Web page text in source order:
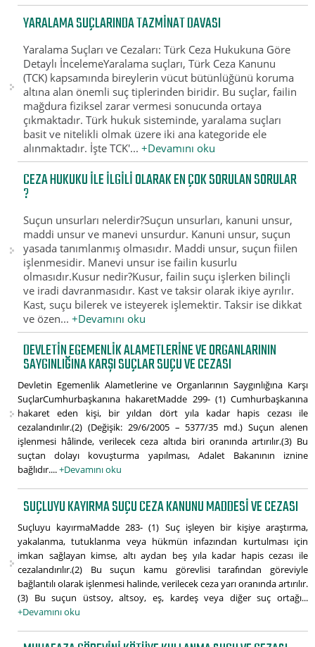
YARALAMA SUÇLARINDA TAZMINAT DAVASI
Yaralama Suçları ve Cezaları: Türk Ceza Hukukuna Göre
Detaylı İncelemeYaralama suçları, Türk Ceza Kanunu
(TCK) kapsamında bireylerin vücut bütünlüğünü koruma
altına alan önemli suç tiplerinden biridir. Bu suçlar, failin
mağdura fiziksel zarar vermesi sonucunda ortaya
çıkmaktadır. Türk hukuk sisteminde, yaralama suçları
basit ve nitelikli olmak üzere iki ana kategoride ele
alınmaktadır. İşte TCK'...+Devamını oku
CEZA HUKUKU ILE ILGILI OLARAK EN ÇOK SORULAN SORULAR
?
Suçun unsurları nelerdir?Suçun unsurları, kanuni unsur,
maddi unsur ve manevi unsurdur. Kanuni unsur, suçun
yasada tanımlanmış olmasıdır. Maddi unsur, suçun fiilen
işlenmesidir. Manevi unsur ise failin kusurlu
olmasıdır.Kusur nedir?Kusur, failin suçu işlerken bilinçli
ve iradi davranmasıdır. Kast ve taksir olarak ikiye ayrılır.
Kast, suçu bilerek ve isteyerek işlemektir. Taksir ise dikkat
ve özen...+Devamını oku
DEVLETIN EGEMENLIK ALAMETLERINE VE ORGANLARININ
SAYGINLIĞINA KARŞI SUÇLAR SUÇU VE CEZASI
Devletin Egemenlik Alametlerine ve Organlarının Saygınlığına Karşı
SuçlarCumhurbaşkanına hakaretMadde 299- (1) Cumhurbaşkanına
hakaret eden kişi, bir yıldan dört yıla kadar hapis cezası ile
cezalandırılır.(2) (Değişik: 29/6/2005 – 5377/35 md.) Suçun alenen
işlenmesi hâlinde, verilecek ceza altıda biri oranında artırılır.(3) Bu
suçtan dolayı kovuşturma yapılması, Adalet Bakanının iznine
bağlıdır....+Devamını oku
SUÇLUYU KAYIRMA SUÇU CEZA KANUNU MADDESI VE CEZASI
Suçluyu kayırmaMadde 283- (1) Suç işleyen bir kişiye araştırma,
yakalanma, tutuklanma veya hükmün infazından kurtulması için
imkan sağlayan kimse, altı aydan beş yıla kadar hapis cezası ile
cezalandırılır.(2) Bu suçun kamu görevlisi tarafından göreviyle
bağlantılı olarak işlenmesi halinde, verilecek ceza yarı oranında artırılır.
(3) Bu suçun üstsoy, altsoy, eş, kardeş veya diğer suç ortağı...
+Devamını oku